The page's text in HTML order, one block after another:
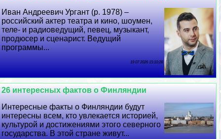
Иван Андреевич Ургант (р. 1978) –
российский актер театра и кино, шоумен,
теле- и радиоведущий, певец, музыкант,
продюсер и сценарист. Ведущий
программы...
19 07 2026 15:10:28
26 интересных фактов о Финляндии
Интересные факты о Финляндии будут
интересны всем, кто увлекается историей,
культурой и достижениями этого северного
государства. В этой стране живут...